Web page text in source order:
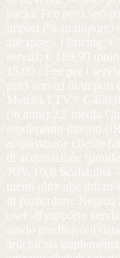
pack); Fee per i
import (% su
aliexpress ) Pricing:
servizi; € 169,90
15,00 ; Fee per i
per i servizi di import
Metrics LTV= €
(in anni) 2,2 media
rendimento interno
acquisizione cliente
di acquisizione
70% ) 0,8 Scalabilità
utenti oltre alle
in particolare:
user -Il rapporto
modo predittivo il
articoli sia